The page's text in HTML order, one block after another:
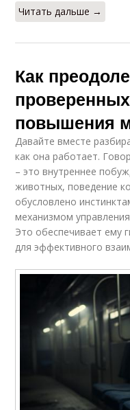
Читать дальше →
Как
повышения
Давайте вместе
как она работает.
– это внутреннее
животных, поведение
обусловлено
механизмом
Это обеспечивает ему
для эффективного